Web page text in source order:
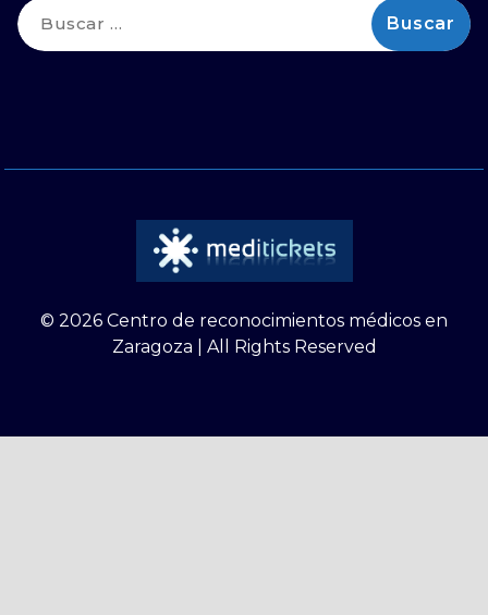
Buscar:
© 2026 Centro de reconocimientos médicos en
Zaragoza | All Rights Reserved